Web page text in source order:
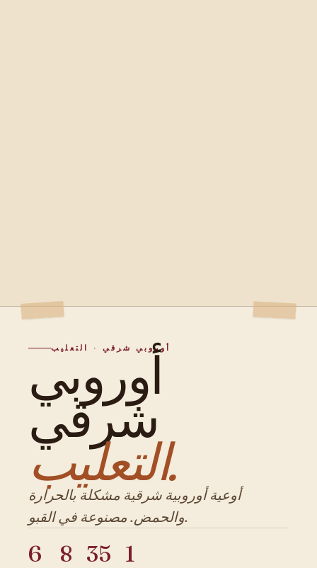
أوروبي شرقي · التعليب
أوروبي
شرقي
التعليب.
أوعية أوروبية شرقية مشكلة بالحرارة
والحمض. مصنوعة في القبو.
6 8 35 1